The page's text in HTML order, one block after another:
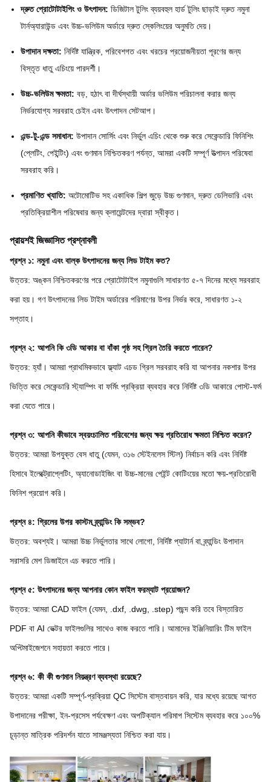
দ্রুত প্রোটোটাইপিং ও উৎপাদন: ডিজিটাল টুলিং ব্যয়বহুল হার্ড টুলিং ছাড়াই দ্রুত নমুনা
টার্নঅ্যারাউন্ড এবং উচ্চ-ভলিউম অর্ডারে দ্রুত স্কেলিংয়ের অনুমতি দেয়।
উপাদান দক্ষতা: নির্দিষ্ট যান্ত্রিক, পরিবেশগত এবং খরচের প্রয়োজনীয়তা পূরণের জন্য
বিস্তৃত ধাতু এচিংয়ে পারদর্শী।
উচ্চ-ভলিউম ক্ষমতা: বড়, হঠাৎ বা দীর্ঘস্থায়ী অর্ডার ভলিউম পরিচালনা করার জন্য
নির্ভরযোগ্য সরবরাহ চেইন এবং উৎপাদন সেটআপ।
এন্ড-টু-এন্ড সমাধান: উপাদান সোর্সিং এবং নির্ভুল এচিং থেকে শুরু করে সেকেন্ডারি ফিনিশিং
(প্লেটিং, পেইন্টিং) এবং গুণমান নিশ্চিতকরণ পর্যন্ত, আমরা একটি সম্পূর্ণ উত্পাদন পরিষেবা
সরবরাহ করি।
প্রমাণিত খ্যাতি: অটোমোটিভ সহ একাধিক শিল্প জুড়ে উচ্চ গুণমান, দ্রুত ডেলিভারি এবং
প্রতিক্রিয়াশীল পরিষেবার জন্য ক্লায়েন্টদের দ্বারা স্বীকৃত।
প্রায়শই জিজ্ঞাসিত প্রশ্নাবলী
প্রশ্ন ১: নমুনা এবং বাল্ক উৎপাদনের জন্য লিড টাইম কত?
উত্তর: অঙ্কন নিশ্চিতকরণের পরে প্রোটোটাইপ নমুনাগুলি সাধারণত ৫-৭ দিনের মধ্যে সরবরাহ
করা হয়। গণ উৎপাদনের লিড টাইম অর্ডারের পরিমাণের উপর নির্ভর করে, সাধারণত ১-২
সপ্তাহ।
প্রশ্ন ২: আপনি কি ৩ডি আকার বা বাঁকা পৃষ্ঠ সহ গ্রিল তৈরি করতে পারেন?
উত্তর: হ্যাঁ। আমরা প্রাথমিকভাবে ফ্ল্যাট এচড গ্রিল সরবরাহ করি যা আপনার নকশার উপর
ভিত্তি করে সেকেন্ডারি স্ট্যাম্পিং বা ফর্মিং প্রক্রিয়া ব্যবহার করে নির্দিষ্ট ৩ডি আকারে পোস্ট-ফর্ম
করা যেতে পারে।
প্রশ্ন ৩: আপনি কীভাবে স্বয়ংচালিত পরিবেশের জন্য ক্ষয় প্রতিরোধ ক্ষমতা নিশ্চিত করেন?
উত্তর: আমরা উপযুক্ত বেস ধাতু (যেমন, ৩১৬ স্টেইনলেস স্টিল) নির্বাচন করি এবং নির্দিষ্ট
হিসাবে ইলেক্ট্রোপ্লেটিং, অ্যানোডাইজিং বা উচ্চ-মানের পেইন্ট কোটিংয়ের মতো ক্ষয়-প্রতিরোধী
ফিনিশ প্রয়োগ করি।
প্রশ্ন ৪: গ্রিলের উপর কাস্টম ব্র্যান্ডিং কি সম্ভব?
উত্তর: অবশ্যই। আমরা উচ্চ নির্ভুলতার সাথে লোগো, নির্দিষ্ট প্যাটার্ন বা ব্র্যান্ডিং উপাদান
সরাসরি মেশ ডিজাইনে এচ করতে পারি।
প্রশ্ন ৫: উৎপাদনের জন্য আপনার কোন ফাইল ফরম্যাট প্রয়োজন?
উত্তর: আমরা CAD ফাইল (যেমন, .dxf, .dwg, .step) পছন্দ করি তবে বিস্তারিত
PDF বা AI ভেক্টর ফাইলগুলির সাথেও কাজ করতে পারি। আমাদের ইঞ্জিনিয়ারিং টিম ফাইল
অপ্টিমাইজেশনে সহায়তা করতে পারে।
প্রশ্ন ৬: কী কী গুণমান নিয়ন্ত্রণ ব্যবস্থা রয়েছে?
উত্তর: আমরা একটি সম্পূর্ণ-প্রক্রিয়া QC সিস্টেম বাস্তবায়ন করি, যার মধ্যে রয়েছে আগত
উপাদানের পরীক্ষা, ইন-প্রসেস পর্যবেক্ষণ এবং অপটিক্যাল পরিমাপ সিস্টেম ব্যবহার করে ১০০%
চূড়ান্ত মাত্রিক পরিদর্শন যাতে সামঞ্জস্যতা নিশ্চিত করা যায়।